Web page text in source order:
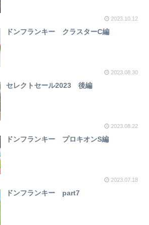
2023.10.12
ドンフランキー クラスターC編
2023.08.30
セレクトセール2023 後編
2023.08.22
ドンフランキー プロキオンS編
2023.07.18
ドンフランキー part7